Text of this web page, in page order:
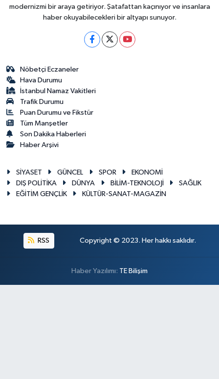
modernizmi bir araya getiriyor. Şatafattan kaçınıyor ve insanlara
haber okuyabilecekleri bir altyapı sunuyor.
Nöbetçi Eczaneler
Hava Durumu
İstanbul Namaz Vakitleri
Trafik Durumu
Puan Durumu ve Fikstür
Tüm Manşetler
Son Dakika Haberleri
Haber Arşivi
SİYASET GÜNCEL SPOR
EKONOMİ
DIŞ POLİTİKA
DÜNYA BİLİM-TEKNOLOJİ
SAĞLIK
EĞİTİM GENÇLİK
KÜLTÜR-SANAT-MAGAZİN
RSS Copyright © 2023. Her hakkı saklıdır.
Haber Yazılımı: TE Bilişim